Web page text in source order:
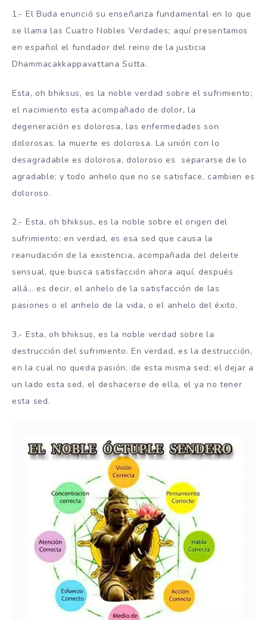
1.- El Buda enunció su enseñanza fundamental en lo que
se llama las Cuatro Nobles Verdades; aquí presentamos
en español el fundador del reino de la justicia
Dhammacakkappavattana Sutta.
Esta, oh bhiksus, es la noble verdad sobre el sufrimiento;
el nacimiento esta acompañado de dolor, la
degeneración es dolorosa, las enfermedades son
dolorosas, la muerte es dolorosa. La unión con lo
desagradable es dolorosa, doloroso es separarse de lo
agradable; y todo anhelo que no se satisface, cambien es
doloroso.
2.- Esta, oh bhiksus, es la noble sobre el origen del
sufrimiento; en verdad, es esa sed que causa la
reanudación de la existencia, acompañada del deleite
sensual, que busca satisfacción ahora aquí, después
allá… es decir, el anhelo de la satisfacción de las
pasiones o el anhelo de la vida, o el anhelo del éxito.
3.- Esta, oh bhiksus, es la noble verdad sobre la
destrucción del sufrimiento. En verdad, es la destrucción,
en la cual no queda pasión, de esta misma sed; el dejar a
un lado esta sed, el deshacerse de ella, el ya no tener
esta sed.